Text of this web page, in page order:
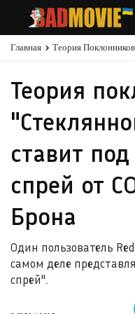
Главная Теория Поклонников
Теория
ставит
спрей от
Брона
Один пользователь
самом деле
спрей".